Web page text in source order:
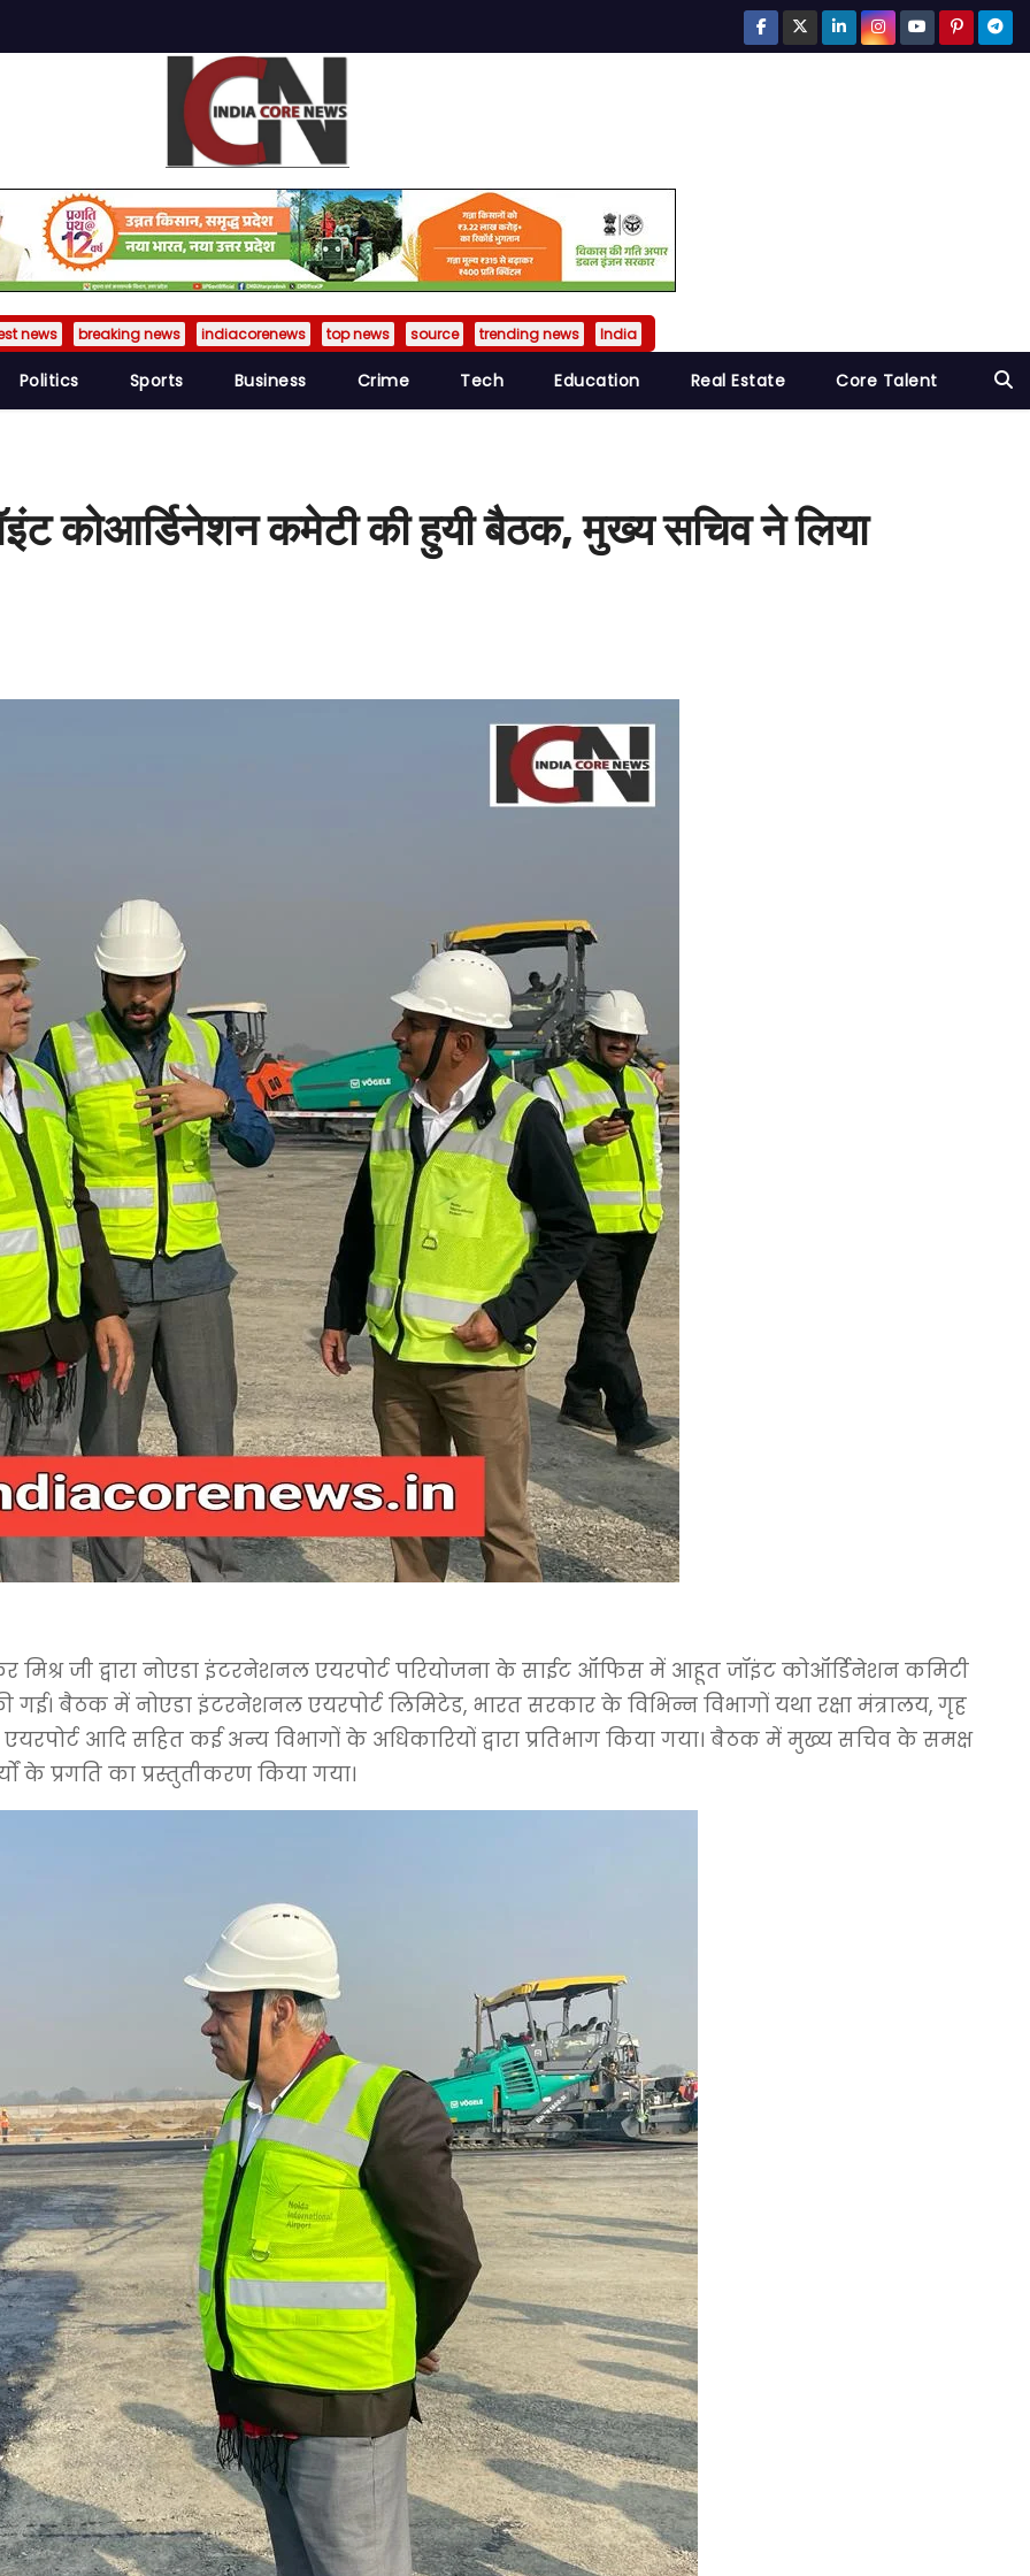
news breaking news indiacorenews top news source trending news India
Politics Sports Business Crime Tech Education Real Estate Core Talent
कमेटी की हुयी बैठक, मुख्य सचिव ने लिया
मिश्र जी द्वारा नोएडा इंटरनेशनल एयरपोर्ट परियोजना के साईट ऑफिस में आहूत जॉइंट कोऑर्डिनेशन कमिटी
बैठक में नोएडा इंटरनेशनल एयरपोर्ट लिमिटेड, भारत सरकार के विभिन्न विभागों यथा रक्षा मंत्रालय, गृह
आदि सहित कई अन्य विभागों के अधिकारियों द्वारा प्रतिभाग किया गया। बैठक में मुख्य सचिव के समक्ष
के प्रगति का प्रस्तुतीकरण किया गया।